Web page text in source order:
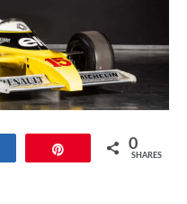
0
SHARES